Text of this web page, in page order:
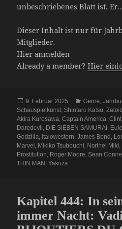
unbeschriebenes Blatt ist.
Dieser Inhalt ist nur für
Mitglieder.
Hier anmelden
Already a member?Hier
Veröffentlicht
am
9. Februar 2025 Kategorien
Genre,
Schauspielkunst, Shintaro Katsu,
Akira Kurosawa,Captain America,
Daredevil , DIE SIEBEN SAMURAI ,
Godzilla, Italowestern,James Bond ,
Marvel , Mikiko Tsubouchi, Norihei Miki,
Prostitution, Roger Moore, Sean
THIN MAN ,Yakuza
Kapitel 444: In
immer Nacht: